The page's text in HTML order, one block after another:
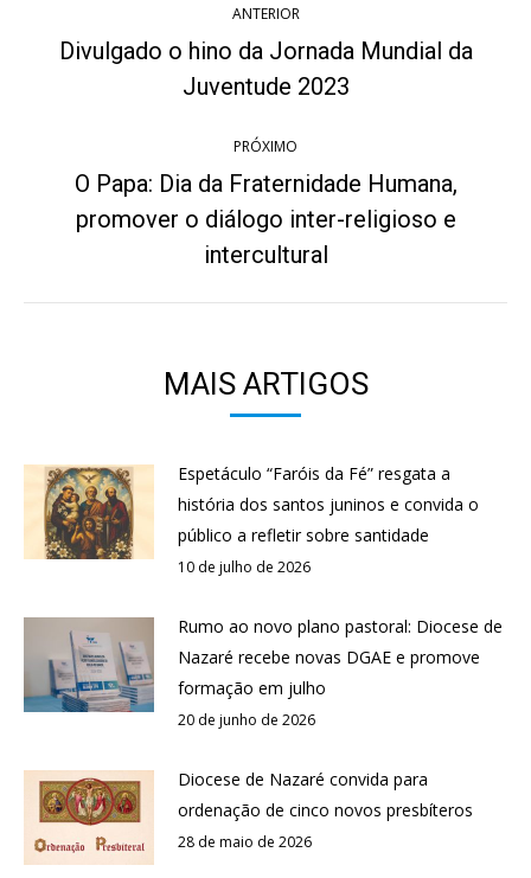
de
ANTERIOR
Post
anterior:
Divulgado o hino da Jornada Mundial da
Juventude 2023
PRÓXIMO
Próximo
post:
O Papa: Dia da Fraternidade Humana,
promover o diálogo inter-religioso e
intercultural
MAIS ARTIGOS
Espetáculo “Faróis da Fé” resgata a
história dos santos juninos e convida o
público a refletir sobre santidade
10 de julho de 2026
Rumo ao novo plano pastoral: Diocese de
Nazaré recebe novas DGAE e promove
formação em julho
20 de junho de 2026
Diocese de Nazaré convida para
ordenação de cinco novos presbíteros
28 de maio de 2026